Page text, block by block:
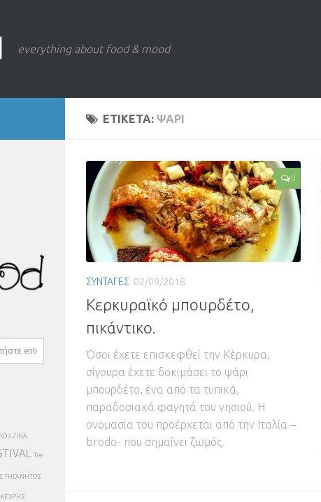
everything about food & mood
ΕΤΙΚΕΤΑ: ΨΑΡΙ
0
ΣΥΝΤΑΓΕΣ 02/09/2018
Κερκυραϊκό μπουρδέτο,
πικάντικο.
Όσοι έχετε επισκεφθεί την Κέρκυρα,
σίγουρα έχετε δοκιμάσει το ψάρι
μπουρδέτο, ένα από τα τυπικά,
παραδοσιακά φαγητά του νησιού. Η
ονομασία του προέρχεται από την Ιταλία –
brodo- που σημαίνει ζωμός.
Tre
ΤΗΓΑΝΗΤΟΣ
ΚΕΧΡΗΣ